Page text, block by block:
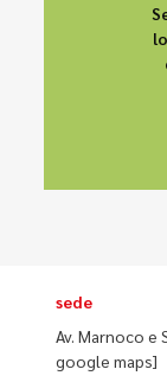
sede
Av. Marnoco e
google maps]